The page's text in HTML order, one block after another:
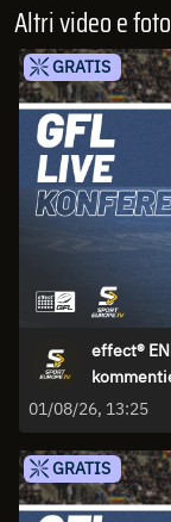
Altri video e
GRATIS
effect®
Motzkus
01/08/26, 13:25
GRATIS